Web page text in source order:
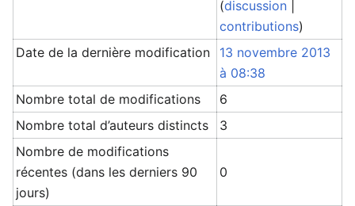
(discussion
contributions)
Date de la dernière modification
13 novembre 2013
à 08:38
Nombre total de modifications
6
Nombre total d’auteurs distincts
3
Nombre de modifications
récentes (dans les derniers 90
jours)
0